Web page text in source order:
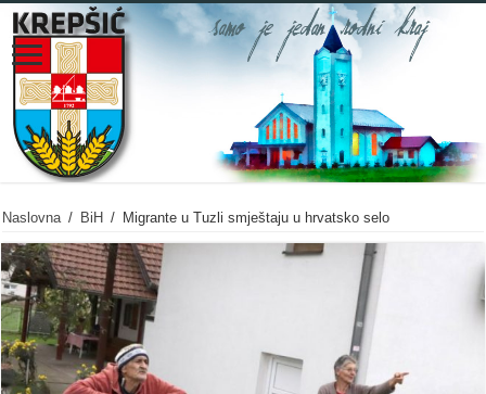
Naslovna / BiH / Migrante u Tuzli smještaju u hrvatsko selo